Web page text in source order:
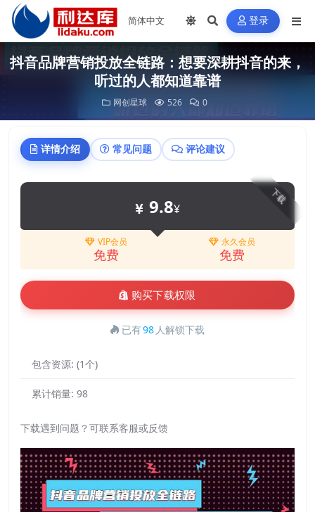
登录
抖音品牌营销投放全链路：想要深耕抖音的来，
听过的人都知道靠谱
网创星球 526 0
详情介绍 常见问题 评论建议
下载
9.8¥
VIP会员
免费
永久会员
免费
购买下载权限
已有98 人解锁下载
包含资源: (1个)
累计销量: 98
下载遇到问题？可联系客服或反馈